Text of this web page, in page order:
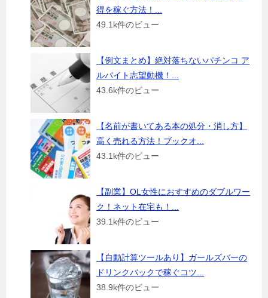
得を稼ぐ方法！...
49.1k件のビュー
【例文まとめ】絶対落ちないパチンコ ア
ルバイト志望動機！...
43.6k件のビュー
【名前が書いてある本の処分・消し方】
高く売れる方法！ブックオ...
43.1k件のビュー
【副業】OL女性におすすめのダブルワー
ク！ネット在宅も！...
39.1k件のビュー
【自動計算ツールあり】ガールズバーの
ドリンクバックで稼ぐコツ...
38.9k件のビュー